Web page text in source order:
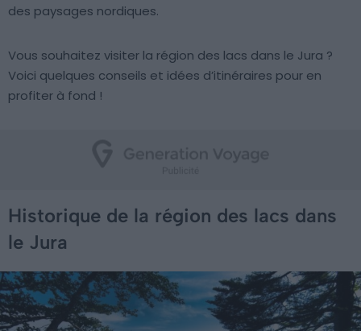
des paysages nordiques.
Vous souhaitez visiter la région des lacs dans le Jura ?
Voici quelques conseils et idées d’itinéraires pour en
profiter à fond !
Historique de la région des lacs dans
le Jura